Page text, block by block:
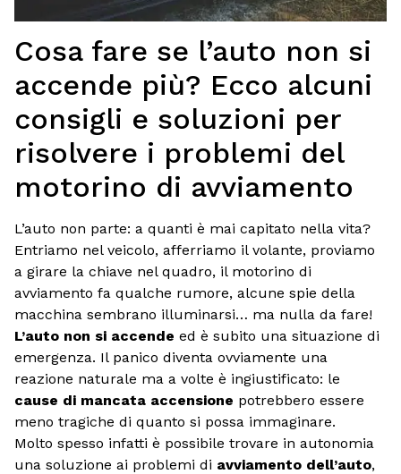
Cosa fare se l’auto non si
accende più? Ecco alcuni
consigli e soluzioni per
risolvere i problemi del
motorino di avviamento
L’auto non parte: a quanti è mai capitato nella vita?
Entriamo nel veicolo, afferriamo il volante, proviamo
a girare la chiave nel quadro, il motorino di
avviamento fa qualche rumore, alcune spie della
macchina sembrano illuminarsi… ma nulla da fare!
L’auto non si accende ed è subito una situazione di
emergenza. Il panico diventa ovviamente una
reazione naturale ma a volte è ingiustificato: le
cause di mancata accensione potrebbero essere
meno tragiche di quanto si possa immaginare.
Molto spesso infatti è possibile trovare in autonomia
una soluzione ai problemi di avviamento dell’auto,